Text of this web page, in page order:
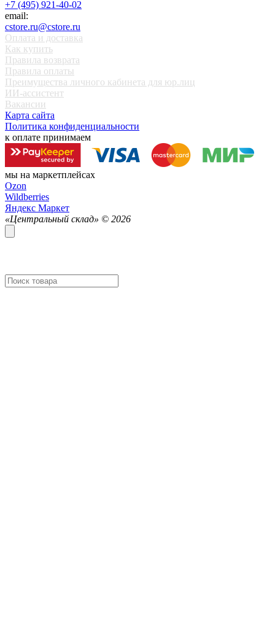
+7 (495) 921-40-02
email:
cstore.ru@cstore.ru
Оплата и доставка
Как купить
Правила возврата
Правила оплаты
Преимущества личного кабинета для юр.лиц
ИИ-ассистент
Вакансии
Карта сайта
Политика конфиденциальности
к оплате принимаем
мы на маркетплейсах
Ozon
Wildberries
Яндекс Маркет
«Центральный склад» © 2026